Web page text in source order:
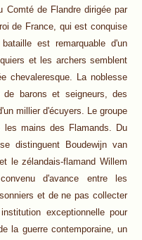
Comté de Flandre dirigée par
de France, qui est conquise
est remarquable d'un
et les archers semblent
chevaleresque. La noblesse
de barons et seigneurs, des
millier d'écuyers. Le groupe
les mains des Flamands. Du
distinguent Boudewijn van
le zélandais-flamand Willem
d'avance entre les
et de ne pas collecter
exceptionnelle pour
la guerre contemporaine, un